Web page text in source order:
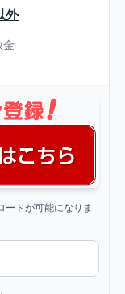
外
ドが可能になりま